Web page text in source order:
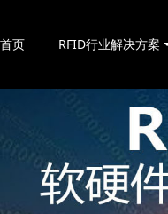
页 RFID行业解决方案